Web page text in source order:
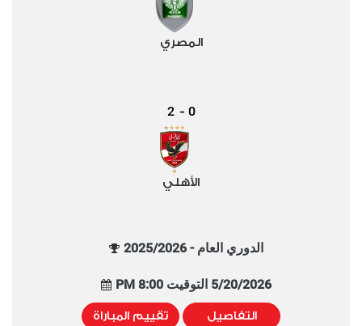
المصري
0
-
2
الأهلي
الدوري العام - 2025/2026
5/20/2026 التوقيت 8:00 PM
التفاصيل تقييم المباراة